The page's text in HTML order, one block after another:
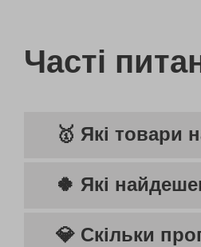
Часті
🥇 Які товари
🍀 Які
💎 Скільки